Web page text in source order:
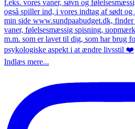
Indlæs mere...